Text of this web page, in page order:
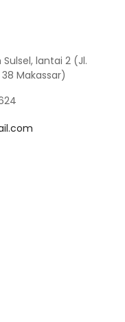
lantai 2 (Jl.
Makassar)